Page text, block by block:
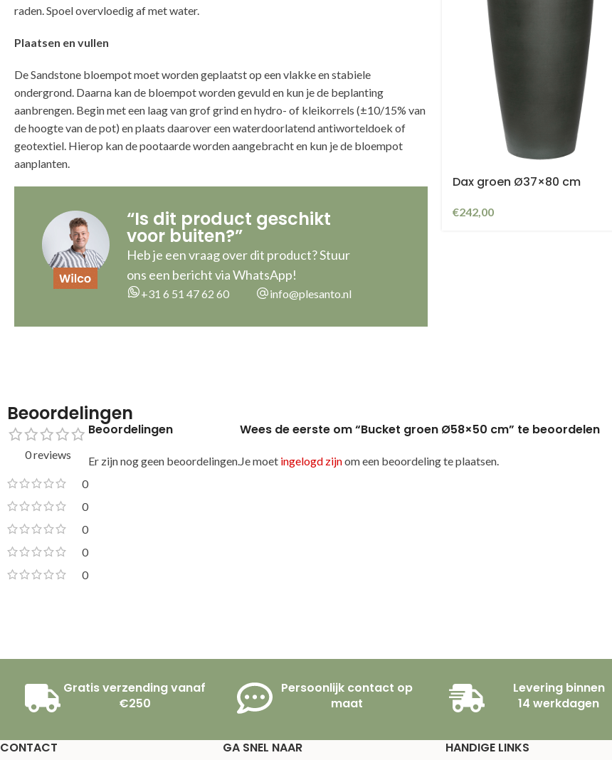
raden. Spoel overvloedig af met water.
Plaatsen en vullen
De Sandstone bloempot moet worden geplaatst op een vlakke en stabiele
ondergrond. Daarna kan de bloempot worden gevuld en kun je de beplanting
aanbrengen. Begin met een laag van grof grind en hydro- of kleikorrels (±10/15% van
de hoogte van de pot) en plaats daarover een waterdoorlatend antiworteldoek of
geotextiel. Hierop kan de pootaarde worden aangebracht en kun je de bloempot
aanplanten.
“Is dit product geschikt
voor buiten?”
Heb je een vraag over dit product? Stuur
ons een bericht via WhatsApp!
+31 6 51 47 62 60 info@plesanto.nl
Dax groen Ø37×80 cm
€242,00
Beoordelingen
0 reviews
0
0
0
0
0
Beoordelingen
Er zijn nog geen beoordelingen.
Wees de eerste om “Bucket groen Ø58×50 cm” te beoordelen
Je moet ingelogd zijnom een beoordeling te plaatsen.
Gratis verzending vanaf
€250
Persoonlijk contact op
maat
Levering binnen
14 werkdagen
CONTACT GA SNEL NAAR HANDIGE LINKS